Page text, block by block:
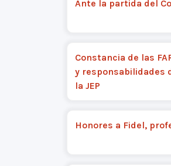
Ante la partida del
Constancia de las
y responsabilidades
la JEP
Honores a Fidel,